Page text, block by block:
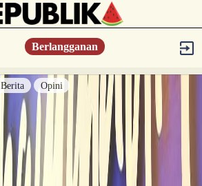
Berlangganan
Berita Opini